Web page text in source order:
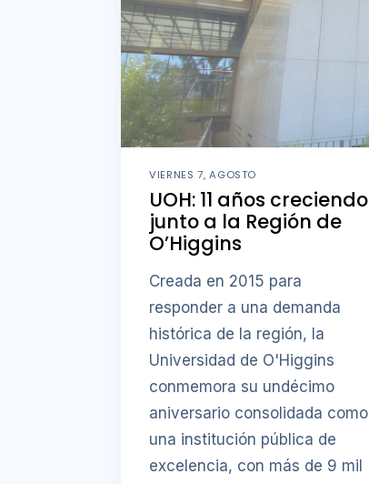
VIERNES 7, AGOSTO
UOH: 11 años creciendo
junto a la Región de
O’Higgins
Creada en 2015 para
responder a una demanda
histórica de la región, la
Universidad de O'Higgins
conmemora su undécimo
aniversario consolidada como
una institución pública de
excelencia, con más de 9 mil